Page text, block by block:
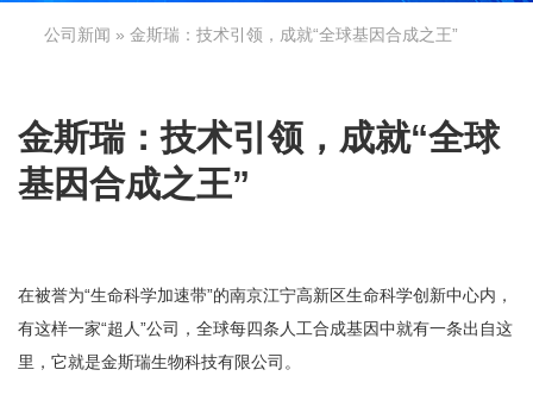
公司新闻 » 金斯瑞：技术引领，成就“全球基因合成之王”
金斯瑞：技术引领，成就“全球
基因合成之王”
在被誉为“生命科学加速带”的南京江宁高新区生命科学创新中心内，
有这样一家“超人”公司，全球每四条人工合成基因中就有一条出自这
里，它就是金斯瑞生物科技有限公司。